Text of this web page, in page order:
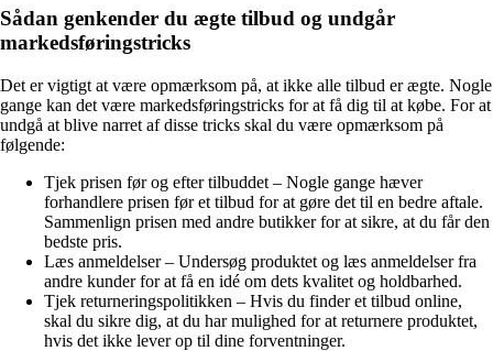
Sådan genkender du ægte tilbud og undgår
markedsføringstricks
Det er vigtigt at være opmærksom på, at ikke alle tilbud er ægte. Nogle
gange kan det være markedsføringstricks for at få dig til at købe. For at
undgå at blive narret af disse tricks skal du være opmærksom på
følgende:
Tjek prisen før og efter tilbuddet – Nogle gange hæver
forhandlere prisen før et tilbud for at gøre det til en bedre aftale.
Sammenlign prisen med andre butikker for at sikre, at du får den
bedste pris.
Læs anmeldelser – Undersøg produktet og læs anmeldelser fra
andre kunder for at få en idé om dets kvalitet og holdbarhed.
Tjek returneringspolitikken – Hvis du finder et tilbud online,
skal du sikre dig, at du har mulighed for at returnere produktet,
hvis det ikke lever op til dine forventninger.